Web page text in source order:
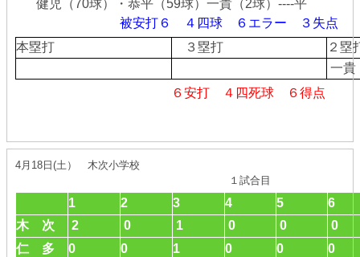
健児（70球）・恭平（59球）一貴（2球）----平
被安打６ ４四球 ６エラー ３失点
本塁打
３塁打
２
一貴
６安打 ４四死球 ６得点
4月18日(土） 木次小学校
１試合目
1 2 3 4 5
6
木 次
2 0 1 0 0
0
仁 多
0 0 1 0 0 0